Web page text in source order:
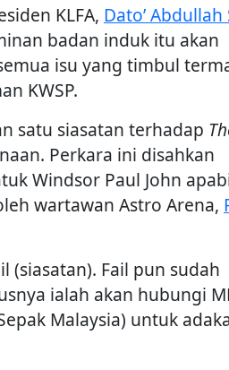
KLFA, Dato’ Abdullah
badan induk itu akan
isu yang timbul
KWSP.
satu siasatan terhadap
Perkara ini disahkan
Windsor Paul John
wartawan Astro Arena,
(siasatan). Fail pun sudah
ialah akan hubungi
Malaysia) untuk